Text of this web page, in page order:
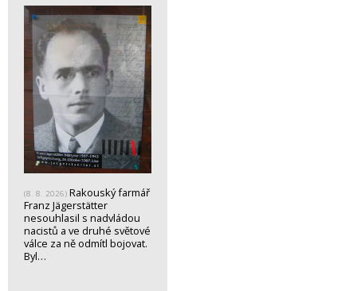
(8. 8. 2026) Rakouský farmář
Franz Jägerstätter
nesouhlasil s nadvládou
nacistů a ve druhé světové
válce za ně odmítl bojovat.
Byl…